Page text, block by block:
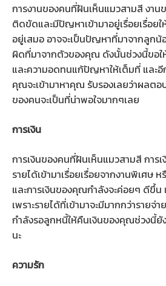
การงานของคนที่ฝันเห็นแมวสามสี งา
ติดขัดและมีปัญหาเข้ามาอยู่เรื่อยเรื่อย
อยู่เสมอ อาจจะเป็นปัญหาที่มาจากลูก
ผิดที่มาจากตัวของคุณ ดังนั้นช่วงนี้ขอใ
และความอดทนแก้ปัญหาให้เต็มที่ และ
คุณจะเข้ามาหาคุณ รับรองเลยว่าผลต
ของคนจะเป็นที่น่าพอใจมากๆเลย
การเงิน
การเงินของคนที่ฝันเห็นแมวสามสี การ
รายได้เข้ามาเรื่อยเรื่อยจากงานพิเศษ
และการเงินของคุณกำลังจะค่อยๆ ดีขึ้น
เพราะรายได้ที่เข้ามาจะมีมากกว่ารายจ่
กำลังรอลูกหนี้ให้คืนเงินของคุณช่วงนี้ยั
นะ
ความรัก